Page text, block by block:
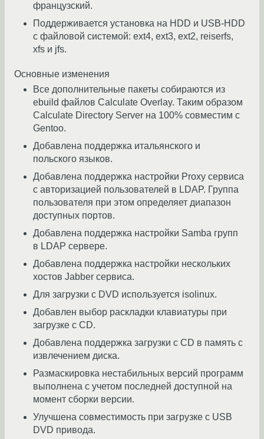
французский.
Поддерживается установка на HDD и USB-HDD
с файловой системой: ext4, ext3, ext2, reiserfs,
xfs и jfs.
Основные изменения
Все дополнительные пакеты собираются из
ebuild файлов Calculate Overlay. Таким образом
Calculate Directory Server на 100% совместим с
Gentoo.
Добавлена поддержка итальянского и
польского языков.
Добавлена поддержка настройки Proxy сервиса
с авторизацией пользователей в LDAP. Группа
пользователя при этом определяет диапазон
доступных портов.
Добавлена поддержка настройки Samba групп
в LDAP сервере.
Добавлена поддержка настройки нескольких
хостов Jabber сервиса.
Для загрузки с DVD используется isolinux.
Добавлен выбор раскладки клавиатуры при
загрузке с CD.
Добавлена поддержка загрузки с CD в память с
извлечением диска.
Размаскировка нестабильных версий программ
выполнена с учетом последней доступной на
момент сборки версии.
Улучшена совместимость при загрузке с USB
DVD привода.